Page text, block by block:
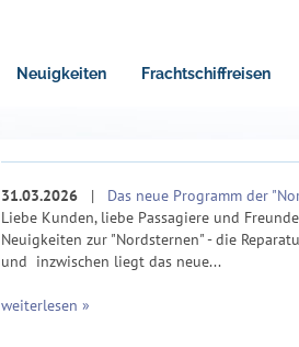
Neuigkeiten Frachtschiffreisen
31.03.2026| Das neue Programm der
Liebe Kunden, liebe Passagiere und
Neuigkeiten zur "Nordsternen" - die
und inzwischen liegt das neue...
weiterlesen »